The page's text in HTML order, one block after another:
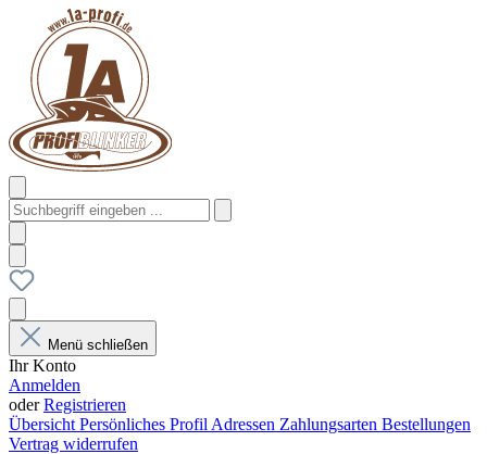
Menü schließen
Ihr Konto
Anmelden
oderRegistrieren
Übersicht Persönliches Profil Adressen Zahlungsarten Bestellungen
Vertrag widerrufen